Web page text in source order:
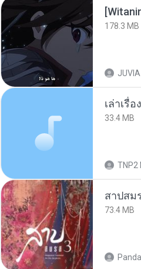
178.3 MB
JUVIA
เล่าเรื่
33.4 MB
TNP2
สาปสม
73.4 MB